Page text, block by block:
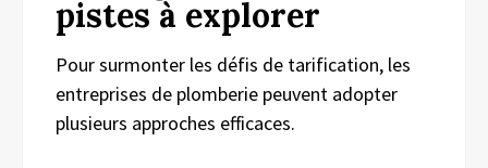
pistes à explorer
Pour surmonter les défis de tarification, les
entreprises de plomberie peuvent adopter
plusieurs approches efficaces.